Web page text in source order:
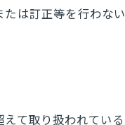
は訂正等を行わな
て取り扱われて